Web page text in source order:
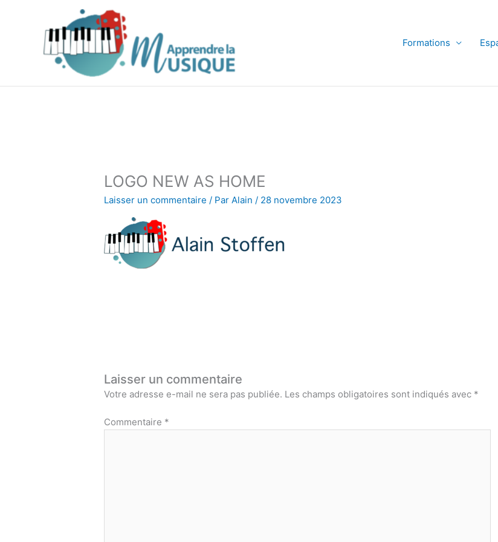
Formations
LOGO NEW AS HOME
Laisser un commentaire / Par Alain / 28 novembre 2023
Laisser un commentaire
Votre adresse e-mail ne sera pas publiée. Les champs obligatoires sont indiqués avec *
Commentaire *